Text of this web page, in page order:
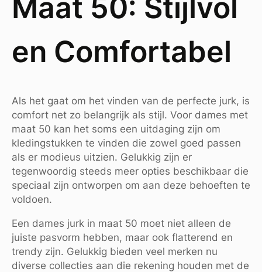
Maat 50: Stijlvol
en Comfortabel
Als het gaat om het vinden van de perfecte jurk, is
comfort net zo belangrijk als stijl. Voor dames met
maat 50 kan het soms een uitdaging zijn om
kledingstukken te vinden die zowel goed passen
als er modieus uitzien. Gelukkig zijn er
tegenwoordig steeds meer opties beschikbaar die
speciaal zijn ontworpen om aan deze behoeften te
voldoen.
Een dames jurk in maat 50 moet niet alleen de
juiste pasvorm hebben, maar ook flatterend en
trendy zijn. Gelukkig bieden veel merken nu
diverse collecties aan die rekening houden met de